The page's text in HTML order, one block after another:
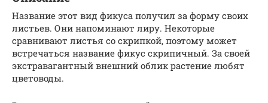
Название этот вид фикуса получил за форму своих
листьев. Они напоминают лиру. Некоторые
сравнивают листья со скрипкой, поэтому может
встречаться название фикус скрипичный. За своей
экстравагантный внешний облик растение любят
цветоводы.